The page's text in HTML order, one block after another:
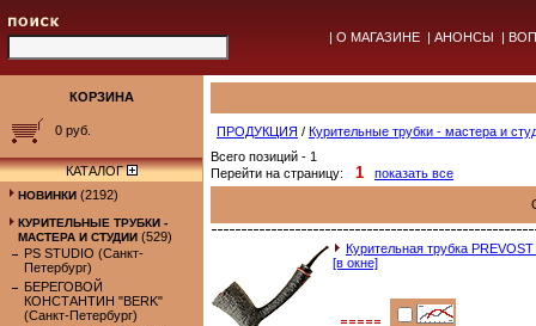
| О МАГАЗИНЕ | АНОНСЫ |
КОРЗИНА
0 руб.
КАТАЛОГ
НОВИНКИ (2192)
КУРИТЕЛЬНЫЕ ТРУБКИ -
МАСТЕРА И СТУДИИ (529)
PS STUDIO (Санкт-
Петербург)
БЕРЕГОВОЙ
КОНСТАНТИН "BERK"
(Санкт-Петербург)
ПРОДУКЦИЯ / Курительные трубки - мастера и
Всего позиций - 1
Перейти на страницу:
1 показать все
Курительная трубка
[в окне]